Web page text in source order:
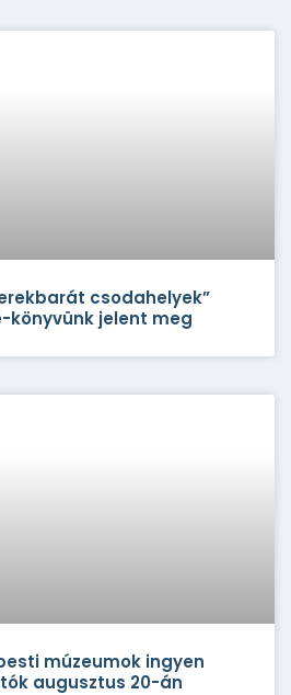
csodahelyek”
könyvünk jelent meg
múzeumok ingyen
augusztus 20-án